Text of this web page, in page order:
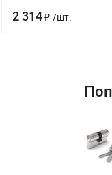
2 314 ₽ /шт.